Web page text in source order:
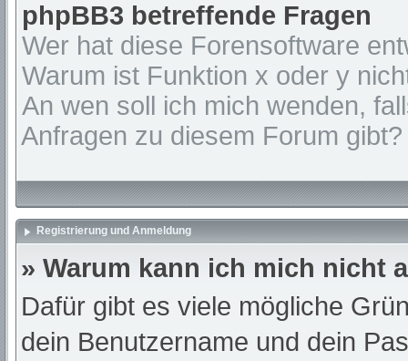
phpBB3 betreffende Fragen
Wer hat diese Forensoftware
Warum ist Funktion x oder y
An wen soll ich mich wenden,
Anfragen zu diesem Forum gibt?
Registrierung und Anmeldung
» Warum kann ich mich nicht
Dafür gibt es viele mögliche
dein Benutzername und dein